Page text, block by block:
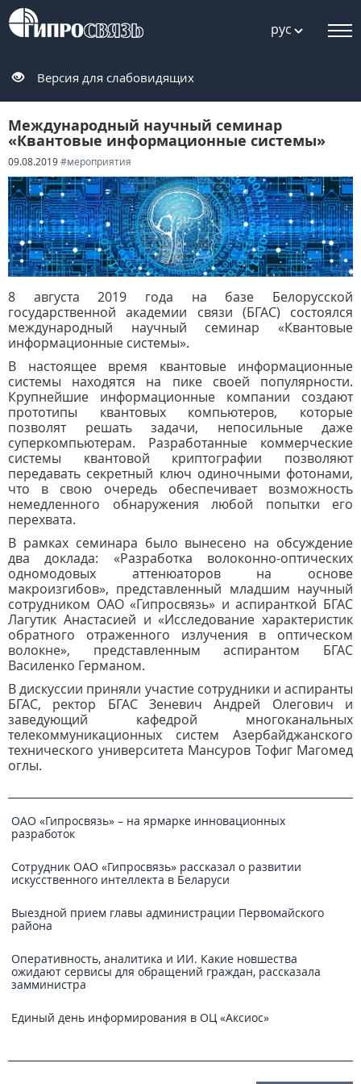
рус
Версия для слабовидящих
Международный научный семинар
«Квантовые информационные системы»
09.08.2019#мероприятия
8 августа 2019 года на базе Белорусской
государственной академии связи (БГАС) состоялся
международный научный семинар «Квантовые
информационные системы».
В настоящее время квантовые информационные
системы находятся на пике своей популярности.
Крупнейшие информационные компании создают
прототипы квантовых компьютеров, которые
позволят решать задачи, непосильные даже
суперкомпьютерам. Разработанные коммерческие
системы квантовой криптографии позволяют
передавать секретный ключ одиночными фотонами,
что в свою очередь обеспечивает возможность
немедленного обнаружения любой попытки его
перехвата.
В рамках семинара было вынесено на обсуждение
два доклада: «Разработка волоконно-оптических
одномодовых аттенюаторов на основе
макроизгибов», представленный младшим научный
сотрудником ОАО «Гипросвязь» и аспиранткой БГАС
Лагутик Анастасией и «Исследование характеристик
обратного отраженного излучения в оптическом
волокне», представленным аспирантом БГАС
Василенко Германом.
В дискуссии приняли участие сотрудники и аспиранты
БГАС, ректор БГАС Зеневич Андрей Олегович и
заведующий кафедрой многоканальных
телекоммуникационных систем Азербайджанского
технического университета Мансуров Тофиг Магомед
оглы.
ОАО «Гипросвязь» – на ярмарке инновационных
разработок
Сотрудник ОАО «Гипросвязь» рассказал о развитии
искусственного интеллекта в Беларуси
Выездной прием главы администрации Первомайского
района
Оперативность, аналитика и ИИ. Какие новшества
ожидают сервисы для обращений граждан, рассказала
замминистра
Единый день информирования в ОЦ «Аксиос»